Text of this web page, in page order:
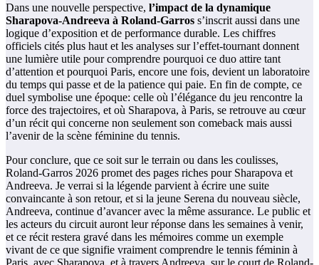
Dans une nouvelle perspective, l’impact de la dynamique
Sharapova-Andreeva à Roland-Garros s’inscrit aussi dans une
logique d’exposition et de performance durable. Les chiffres
officiels cités plus haut et les analyses sur l’effet-tournant donnent
une lumière utile pour comprendre pourquoi ce duo attire tant
d’attention et pourquoi Paris, encore une fois, devient un laboratoire
du temps qui passe et de la patience qui paie. En fin de compte, ce
duel symbolise une époque: celle où l’élégance du jeu rencontre la
force des trajectoires, et où Sharapova, à Paris, se retrouve au cœur
d’un récit qui concerne non seulement son comeback mais aussi
l’avenir de la scène féminine du tennis.
Pour conclure, que ce soit sur le terrain ou dans les coulisses,
Roland-Garros 2026 promet des pages riches pour Sharapova et
Andreeva. Je verrai si la légende parvient à écrire une suite
convaincante à son retour, et si la jeune Serena du nouveau siècle,
Andreeva, continue d’avancer avec la même assurance. Le public et
les acteurs du circuit auront leur réponse dans les semaines à venir,
et ce récit restera gravé dans les mémoires comme un exemple
vivant de ce que signifie vraiment comprendre le tennis féminin à
Paris, avec Sharapova, et à travers Andreeva, sur le court de Roland-